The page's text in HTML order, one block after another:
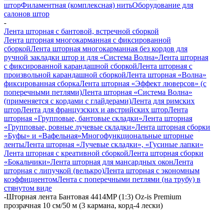
шторФиламентная (комплексная) нитьОборудование для
салонов штор
-
Лента шторная с бантовой, встречной сборкой
Лента шторная многокарманная с фиксированной
сборкойЛента шторная многокарманная без кордов для
ручной закладки штор и для «Система Волна»Лента шторная
с фиксированной карандашной сборкойЛента шторная с
произвольной карандашной сборкойЛента шторная «Волна»
фиксированная сборкаЛента шторная «Эффект люверсов» (с
поперечными петлями)Лента шторная «Система Волна»
(применяется с кордами с глайдерами)Лента для римских
шторЛента для французских и австрийских шторЛента
шторная «Групповые, бантовые складки»Лента шторная
«Групповые, ровные лучевые складки»Лента шторная сборки
«Буфы» и «Вафельная»Многофункциональные шторные
лентыЛента шторная «Лучевые складки», «Гусиные лапки»
Лента шторная с креативной сборкойЛента шторная сборки
«Бокальчики»Лента шторная для мансардных оконЛента
шторная с липучкой (велькро)Лента шторная с экономным
коэффициентомЛента с поперечными петлями (на трубу) в
стянутом виде
-Шторная лента Бантовая 4414MP (1:3) Oz-is Premium
прозрачная 10 см/50 м (3 кармана, корд-4 лески)